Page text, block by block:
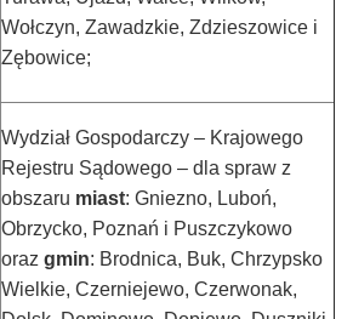
Wołczyn, Zawadzkie, Zdzieszowice i
Zębowice;
Wydział Gospodarczy – Krajowego
Rejestru Sądowego – dla spraw z
obszaru miast: Gniezno, Luboń,
Obrzycko, Poznań i Puszczykowo
oraz gmin: Brodnica, Buk, Chrzypsko
Wielkie, Czerniejewo, Czerwonak,